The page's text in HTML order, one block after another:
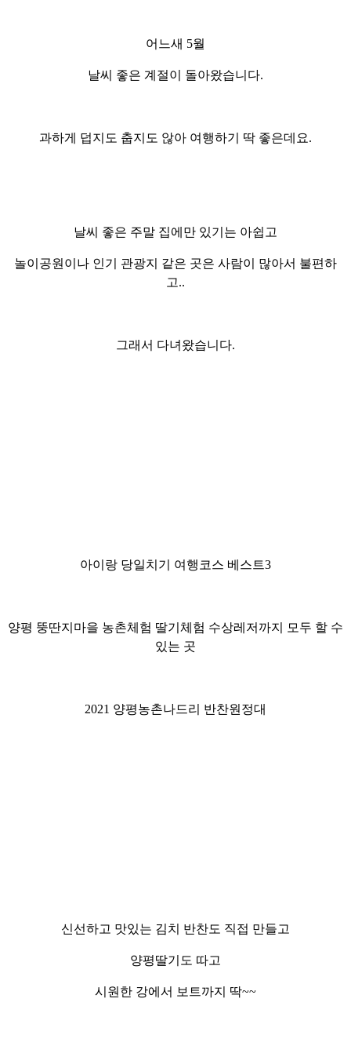
어느새 5월
날씨 좋은 계절이 돌아왔습니다.
과하게 덥지도 춥지도 않아 여행하기 딱 좋은데요.
날씨 좋은 주말 집에만 있기는 아쉽고
놀이공원이나 인기 관광지 같은 곳은 사람이 많아서 불편하
고..
그래서 다녀왔습니다.
아이랑 당일치기 여행코스 베스트3
양평 뚱딴지마을 농촌체험 딸기체험 수상레저까지
모두 할 수
있는 곳
2021 양평농촌나드리 반찬원정대
신선하고 맛있는 김치 반찬도 직접 만들고
양평딸기도 따고
시원한 강에서 보트까지 딱~~